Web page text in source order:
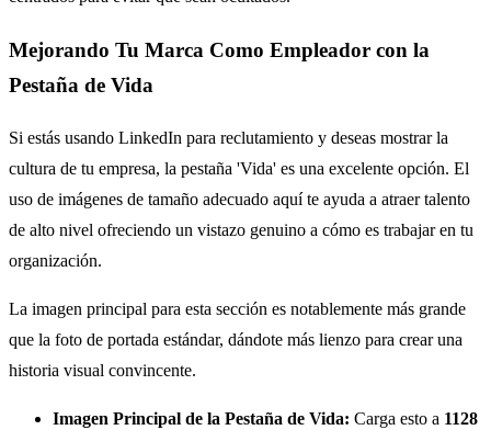
Mejorando Tu Marca Como Empleador con la
Pestaña de Vida
Si estás usando LinkedIn para reclutamiento y deseas mostrar la
cultura de tu empresa, la pestaña 'Vida' es una excelente opción. El
uso de imágenes de tamaño adecuado aquí te ayuda a atraer talento
de alto nivel ofreciendo un vistazo genuino a cómo es trabajar en tu
organización.
La imagen principal para esta sección es notablemente más grande
que la foto de portada estándar, dándote más lienzo para crear una
historia visual convincente.
Imagen Principal de la Pestaña de Vida: Carga esto a 1128